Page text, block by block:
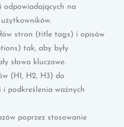
odpowiadających na
stron (title tags) i opisów
tak, aby były
słowa kluczowe.
(H1, H2, H3) do
podkreślenia ważnych
poprzez stosowanie